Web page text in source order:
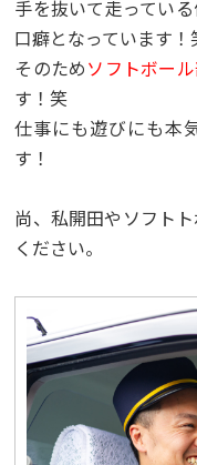
手を抜いて走ってい
口癖となっています！
そのためソフトボー
す！笑
仕事にも遊びにも本
す！
尚、私開田やソフト
ください。